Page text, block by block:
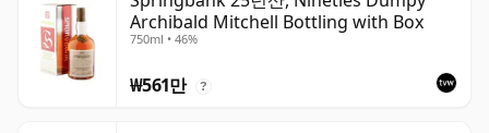
Archibald Mitchell Bottling with Box
750ml • 46%
₩561만 ?